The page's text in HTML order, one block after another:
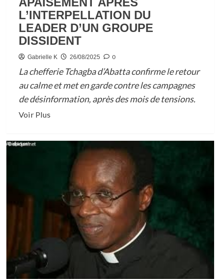
L’INTERPELLATION DU
LEADER D’UN GROUPE
DISSIDENT
Gabrielle K 26/08/2025 0
La chefferie Tchagba d’Abatta confirme le retour
au calme et met en garde contre les campagnes
de désinformation, après des mois de tensions.
Voir PlusEn
GESTION
VILLAGE
D’ABATTA
À
BINGERVILLE
:
APAISEMENT
L’INTERPELLATION